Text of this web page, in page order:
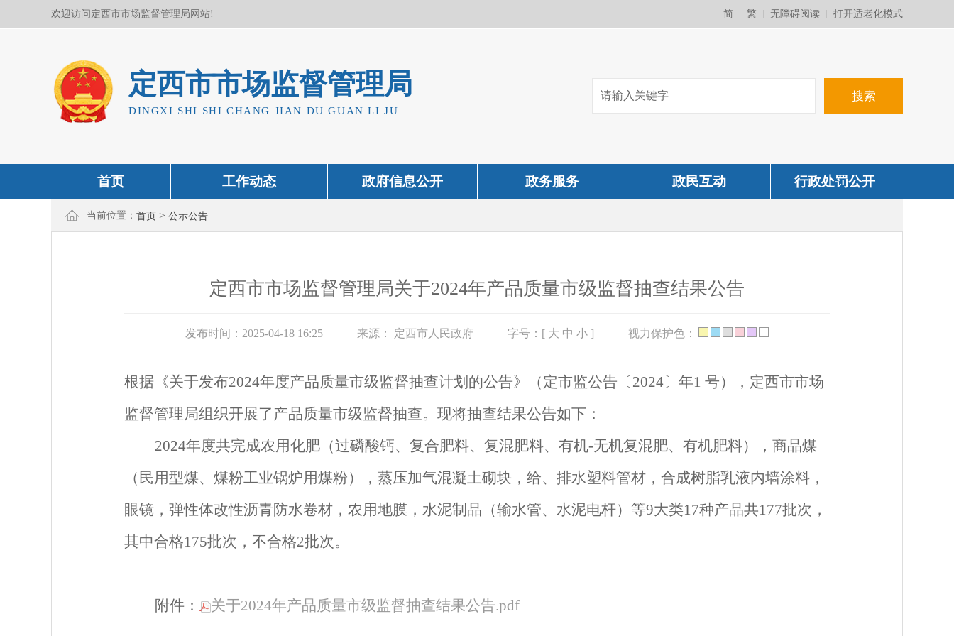
欢迎访问定西市市场监督管理局网站! 简 繁 无障碍阅读 打开适老化模式
定西市市场监督管理局
DINGXI SHI SHI CHANG JIAN DU GUAN LI JU
首页 工作动态 政府信息公开 政务服务 政民互动 行政处罚公开
当前位置： 首页 > 公示公告
定西市市场监督管理局关于2024年产品质量市级监督抽查结果公告
发布时间：2025-04-18 16:25 来源： 定西市人民政府 字号：[ 大 中 小 ] 视力保护色：
根据《关于发布2024年度产品质量市级监督抽查计划的公告》（定市监公告〔2024〕年1 号），定西市市场
监督管理局组织开展了 产品质量市级监督抽查。现将抽查结果公告如下：
2024年度共完成农用化肥（过磷酸钙、复合肥料、复混肥料、有机-无机复混肥、有机肥料），商品煤
（民用型煤、煤粉工业锅炉用煤粉），蒸压加气混凝土砌块，给、排水塑料管材，合成树脂乳液内墙涂料，
眼镜，弹性体改性沥青防水卷材，农用地膜，水泥制品（输水管、水泥电杆）等9大类17种产品共177批次，
其中合格175批次，不合格2批次。
附件： 关于2024年产品质量市级监督抽查结果公告.pdf